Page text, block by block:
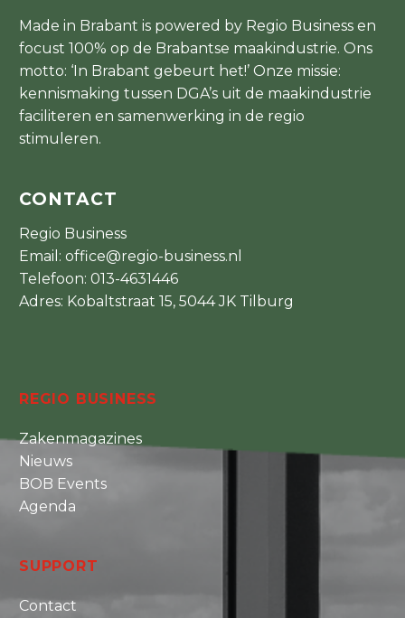
Made in Brabant is powered by Regio Business en
focust 100% op de Brabantse maakindustrie. Ons
motto: ‘In Brabant gebeurt het!’ Onze missie:
kennismaking tussen DGA’s uit de maakindustrie
faciliteren en samenwerking in de regio
stimuleren.
CONTACT
Regio Business
Email: office@regio-business.nl
Telefoon: 013-4631446
Adres: Kobaltstraat 15, 5044 JK Tilburg
REGIO BUSINESS
Zakenmagazines
Nieuws
BOB Events
Agenda
SUPPORT
Contact